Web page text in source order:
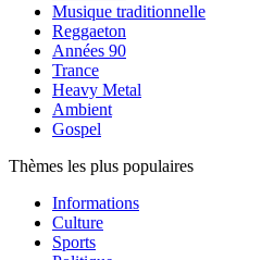
Musique traditionnelle
Reggaeton
Années 90
Trance
Heavy Metal
Ambient
Gospel
Thèmes les plus populaires
Informations
Culture
Sports